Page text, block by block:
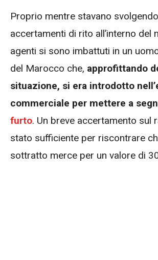
Proprio mentre stavano
accertamenti di rito all’interno del
agenti si sono imbattuti in un
del Marocco che, approfittando
situazione, si era introdotto
commerciale per mettere a
furto. Un breve accertamento sul
stato sufficiente per riscontrare
sottratto merce per un valore di